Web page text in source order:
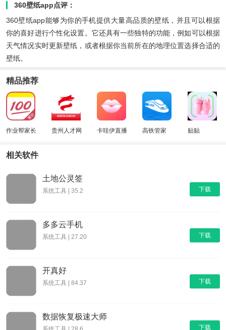
360壁纸app点评：
360壁纸app能够为你的手机提供大量高品质的壁纸，并且可以根据
你的喜好进行个性化设置。它还具有一些独特的功能，例如可以根据
天气情况实时更新壁纸，或者根据你当前所在的地理位置选择合适的
壁纸。
精品推荐
作业帮家长
贵州人才网 卡哇伊直播 高铁管家 贴贴
相关软件
下载
土地公灵签
系统工具 | 35.2
下载
多多云手机
系统工具 | 27.20
下载
开真好
系统工具 | 84.37
下载
数据恢复极速大师